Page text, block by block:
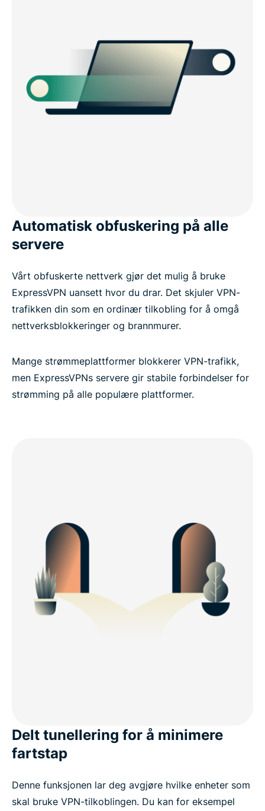
Automatisk obfuskering på alle
servere
Vårt obfuskerte nettverk gjør det mulig å bruke
ExpressVPN uansett hvor du drar. Det skjuler VPN-
trafikken din som en ordinær tilkobling for å omgå
nettverksblokkeringer og brannmurer.
Mange strømmeplattformer blokkerer VPN-trafikk,
men ExpressVPNs servere gir stabile forbindelser for
strømming på alle populære plattformer.
Delt tunellering for å minimere
fartstap
Denne funksjonen lar deg avgjøre hvilke enheter som
skal bruke VPN-tilkoblingen. Du kan for eksempel